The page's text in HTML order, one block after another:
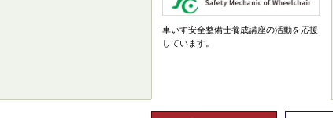
車いす安全整備士養成講座の活動を応援
しています。